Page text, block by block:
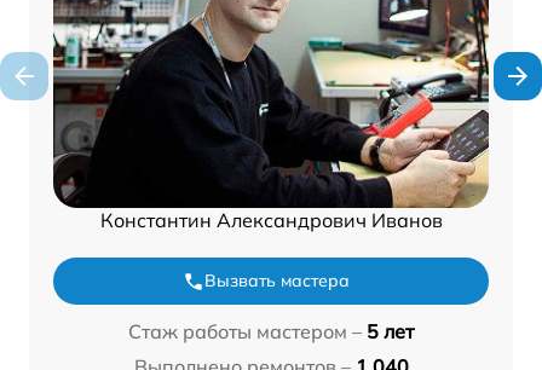
Константин Александрович Иванов
Вызвать мастера
Стаж работы мастером – 5 лет